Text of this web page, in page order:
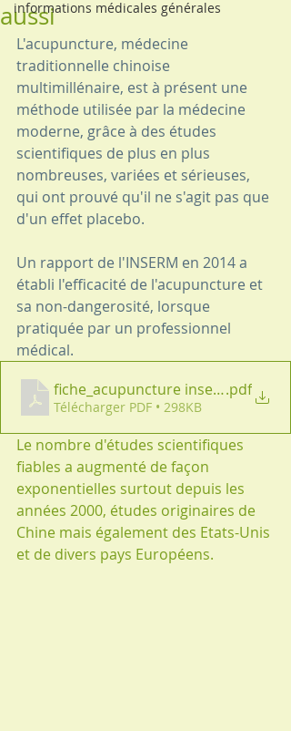
informations médicales générales
aussi
L'acupuncture, médecine
traditionnelle chinoise
multimillénaire, est à présent une
méthode utilisée par la médecine
moderne, grâce à des études
scientifiques de plus en plus
nombreuses, variées et sérieuses,
qui ont prouvé qu'il ne s'agit pas que
d'un effet placebo.
Un rapport de l'INSERM en 2014 a
établi l'efficacité de l'acupuncture et
sa non-dangerosité, lorsque
pratiquée par un professionnel
médical.
fiche_acupuncture inserm.pdf
Télécharger PDF • 298KB
Le nombre d'études scientifiques
fiables a augmenté de façon
exponentielles surtout depuis les
années 2000, études originaires de
Chine mais également des Etats-Unis
et de divers pays Européens.